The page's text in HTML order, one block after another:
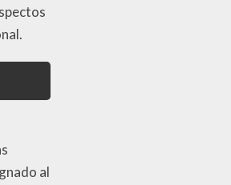
al